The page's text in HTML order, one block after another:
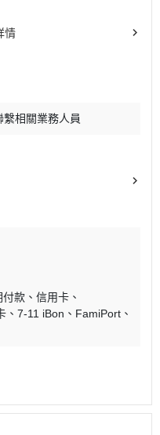
情
相關業務人員
付款
信用卡
7-11 iBon
FamiPort